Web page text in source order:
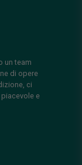
un team
di opere
ci
e